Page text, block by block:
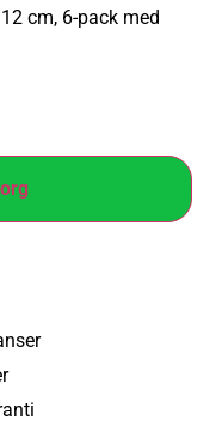
cm, 6-pack med